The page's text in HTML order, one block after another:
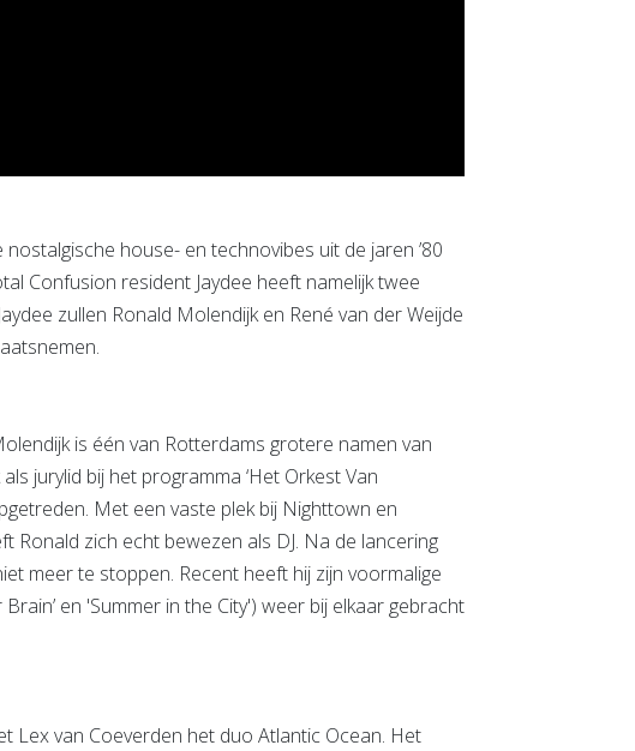
house- en technovibes uit de jaren ’80
Confusion resident Jaydee heeft namelijk twee
zullen Ronald Molendijk en René van der Weijde
is één van Rotterdams grotere namen van
jurylid bij het programma ‘Het Orkest Van
Met een vaste plek bij Nighttown en
Ronald zich echt bewezen als DJ. Na de lancering
meer te stoppen. Recent heeft hij zijn voormalige
Brain’ en 'Summer in the City') weer bij elkaar gebracht
Lex van Coeverden het duo Atlantic Ocean. Het